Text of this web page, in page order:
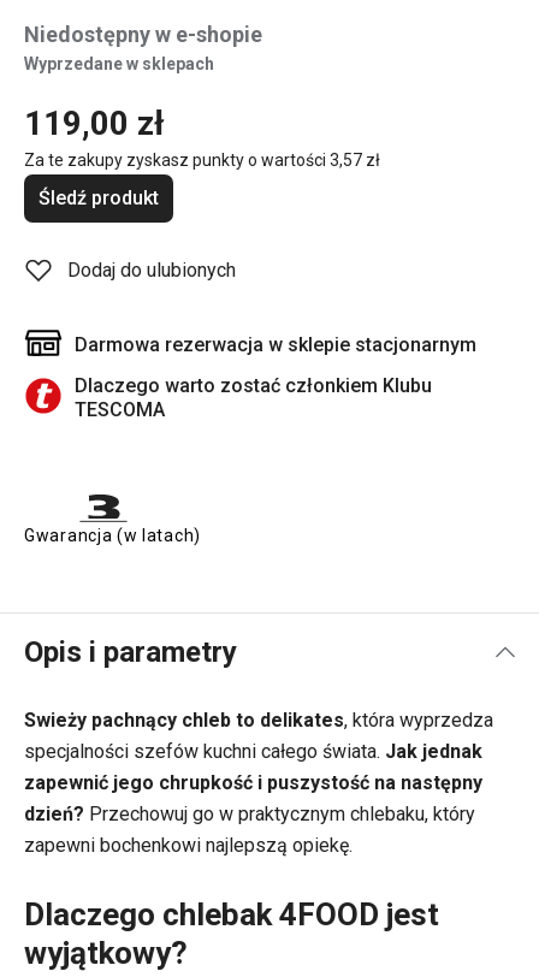
Niedostępny w e-shopie
Wyprzedane w sklepach
119,00 zł
Za te zakupy zyskasz punkty o wartości 3,57 zł
Śledź produkt
Dodaj do ulubionych
Darmowa rezerwacja w sklepie stacjonarnym
Dlaczego warto zostać członkiem Klubu
TESCOMA
Gwarancja (w latach)
Opis i parametry
Swieży pachnący chleb to delikates, która wyprzedza
specjalności szefów kuchni całego świata. Jak jednak
zapewnić jego chrupkość i puszystość na następny
dzień? Przechowuj go w praktycznym chlebaku, który
zapewni bochenkowi najlepszą opiekę.
Dlaczego chlebak 4FOOD jest
wyjątkowy?